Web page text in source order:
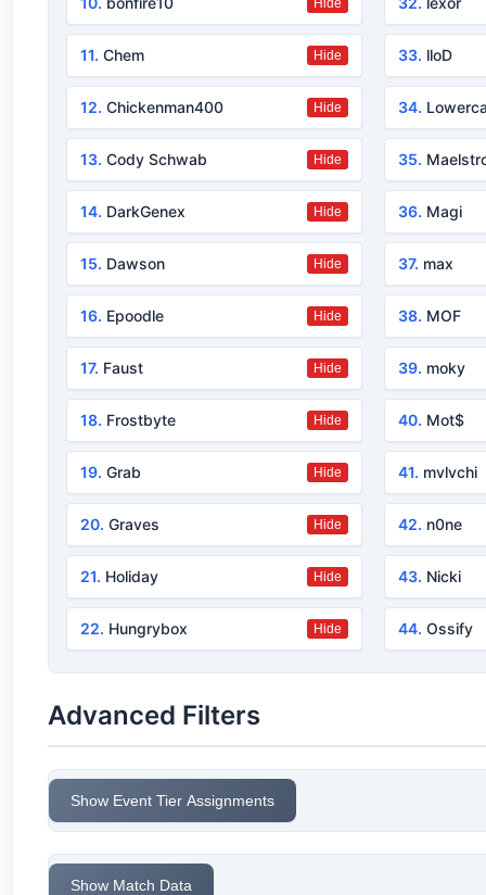
Hide
11. Chem Hide
12. Chickenman400 Hide
13. Cody Schwab Hide
14. DarkGenex Hide
15. Dawson Hide
16. Epoodle Hide
17. Faust Hide
18. Frostbyte Hide
19. Grab Hide
20. Graves Hide
21. Holiday Hide
22. Hungrybox Hide
33. lloD
34.
35.
36. Magi
37. max
38. MOF
39. moky
40. Mot$
41. mvlvchi
42. n0ne
43. Nicki
44. Ossify
Advanced Filters
Show Event Tier Assignments
Show Match Data